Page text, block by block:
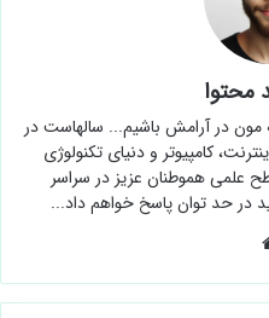
محتوا
در آرامش باشیم... سالهاست در
کامپیوتر و دنیای تکنولوژی
علمی هموطنان عزیز در سراسر
در حد توان پاسخ خواهم داد...